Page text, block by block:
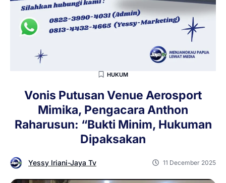
HUKUM
Vonis Putusan Venue Aerosport
Mimika, Pengacara Anthon
Raharusun: “Bukti Minim, Hukuman
Dipaksakan
Yessy Iriani-Jaya Tv 11 December 2025